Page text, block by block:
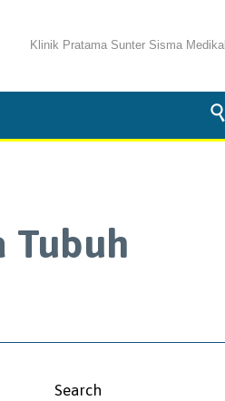
Klinik Pratama Sunter Sisma Medikal

Tubuh
Search